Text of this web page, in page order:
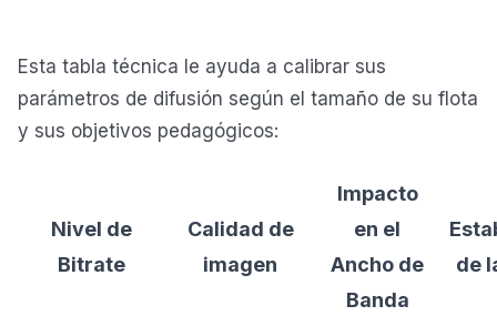
Esta tabla técnica le ayuda a calibrar sus
parámetros de difusión según el tamaño de su flota
y sus objetivos pedagógicos:
Nivel de
Bitrate
Calidad de
imagen
Impacto
en el
Ancho de
Banda
de